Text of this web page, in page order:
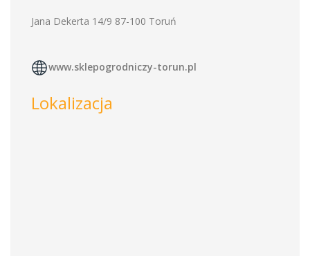
Jana Dekerta 14/9 87-100 Toruń
www.sklepogrodniczy-torun.pl
Lokalizacja